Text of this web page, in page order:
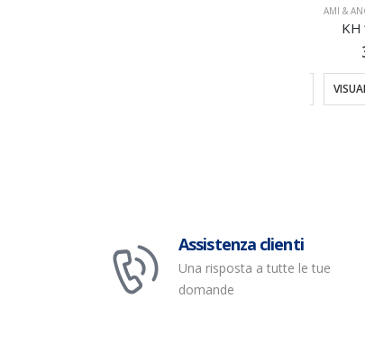
AMI &
KH
Assistenza clienti
Una risposta a tutte le tue
domande